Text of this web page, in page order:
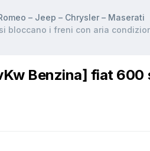
– Jeep – Chrysler – Maserati
bloccano i freni con aria
Benzina] fiat 600